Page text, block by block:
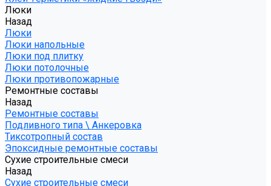
Люки
Назад
Люки
Люки напольные
Люки под плитку
Люки потолочные
Люки противопожарные
Ремонтные составы
Назад
Ремонтные составы
Подливного типа \ Анкеровка
Тиксотропный состав
Эпоксидные ремонтные составы
Сухие строительные смеси
Назад
Сухие строительные смеси